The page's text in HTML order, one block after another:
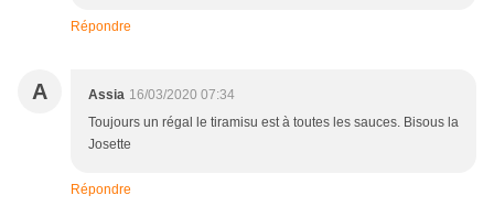
Répondre
A Assia 16/03/2020 07:34
Toujours un régal le tiramisu est à toutes les sauces. Bisous la
Josette
Répondre